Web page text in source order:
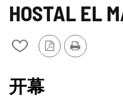
León
HOSTAL EL
从
笔
记
PDF
版
打
印
开幕